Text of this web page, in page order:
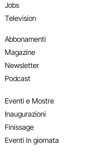
Jobs
Television
Abbonamenti
Magazine
Newsletter
Podcast
Eventi e Mostre
Inaugurazioni
Finissage
Eventi in giornata